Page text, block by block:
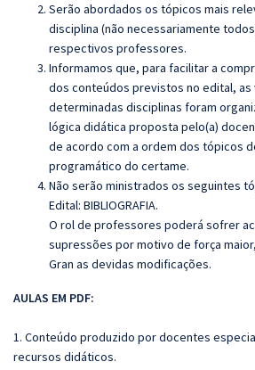
Serão abordados os tópicos mais
disciplina (não necessariamente
respectivos professores.
Informamos que, para facilitar a
dos conteúdos previstos no edital, as
determinadas disciplinas foram
lógica didática proposta pelo(a)
de acordo com a ordem dos tópicos
programático do certame.
Não serão ministrados os seguintes
Edital: BIBLIOGRAFIA.
O rol de professores poderá sofrer
supressões por motivo de força
Gran as devidas modificações.
AULAS EM PDF:
1. Conteúdo produzido por docentes
recursos didáticos.